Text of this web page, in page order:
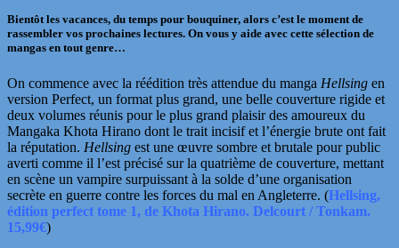
Bientôt les vacances, du temps pour bouquiner, alors c’est le moment de
rassembler vos prochaines lectures. On vous y aide avec cette sélection de
mangas en tout genre…
On commence avec la réédition très attendue du manga Hellsing en
version Perfect, un format plus grand, une belle couverture rigide et
deux volumes réunis pour le plus grand plaisir des amoureux du
Mangaka Khota Hirano dont le trait incisif et l’énergie brute ont fait
la réputation. Hellsing est une œuvre sombre et brutale pour public
averti comme il l’est précisé sur la quatrième de couverture, mettant
en scène un vampire surpuissant à la solde d’une organisation
secrète en guerre contre les forces du mal en Angleterre. (Hellsing,
édition perfect tome 1, de Khota Hirano. Delcourt / Tonkam.
15,99€)